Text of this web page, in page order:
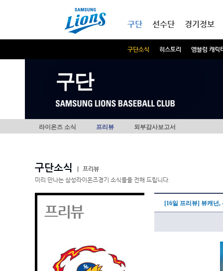
구단
구단소식 히스토리 엠블럼 캐릭
선수단 경기정보
구단
라이온즈 소식 프리뷰 외부감사보고서
구단소식
프리뷰
미리 만나는 삼성라이온즈경기 소식들을 전해 드립니다.
프리뷰 [16일 프리뷰] 뷰캐넌